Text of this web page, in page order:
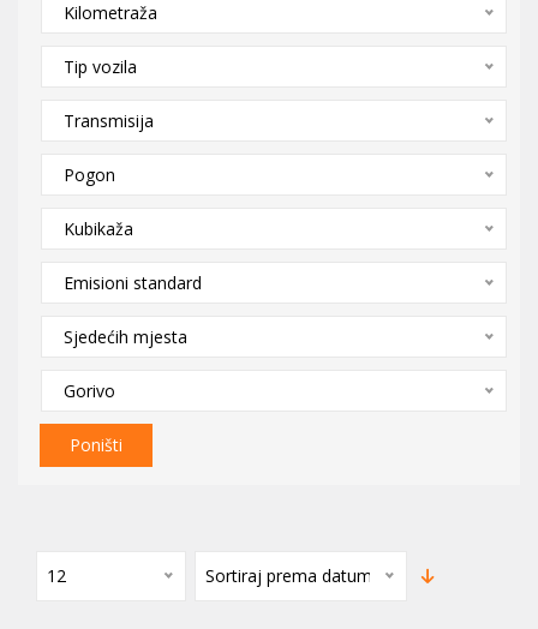
Kilometraža
Tip vozila
Transmisija
Pogon
Kubikaža
Emisioni standard
Sjedećih mjesta
Gorivo
Poništi
12 Sortiraj prema datumu